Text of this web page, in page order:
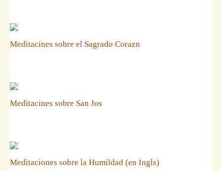
Meditacines sobre el Sagrado Corazn
Meditacines sobre San Jos
Meditaciones sobre la Humildad (en Ingls)